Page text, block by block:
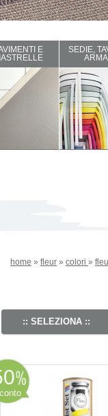
E
SEDIE,
home » fleur » colori »
:: SELEZIONA ::